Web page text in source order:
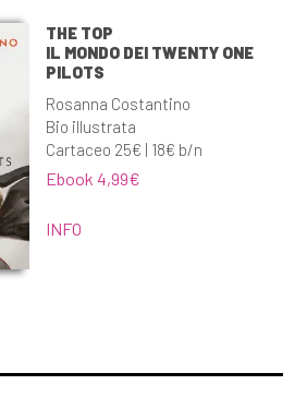
THE TOP
IL MONDO DEI TWENTY ONE
PILOTS
Rosanna Costantino
Bio illustrata
Cartaceo 25€ | 18€ b/n
Ebook 4,99€
INFO